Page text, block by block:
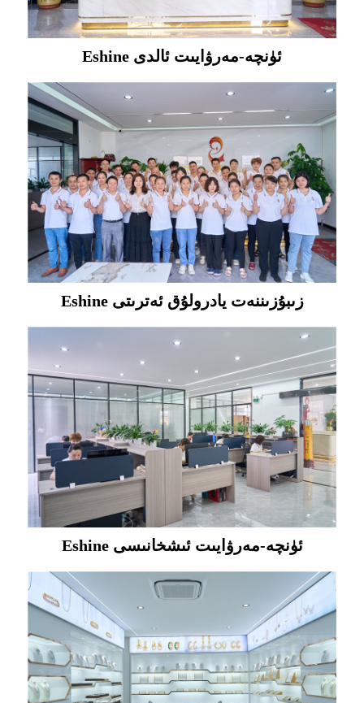
Eshine ئۈنچە-مەرۋايىت ئالدى
Eshine زىبۇزىننەت يادرولۇق ئەترىتى
Eshine ئۈنچە-مەرۋايىت ئىشخانىسى